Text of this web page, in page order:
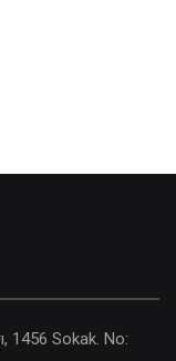
1456 Sokak. No: